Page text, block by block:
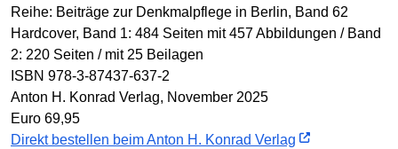
Reihe: Beiträge zur Denkmalpflege in Berlin, Band 62
Hardcover, Band 1: 484 Seiten mit 457 Abbildungen / Band
2: 220 Seiten / mit 25 Beilagen
ISBN 978-3-87437-637-2
Anton H. Konrad Verlag, November 2025
Euro 69,95
Direkt bestellen beim Anton H. Konrad Verlag